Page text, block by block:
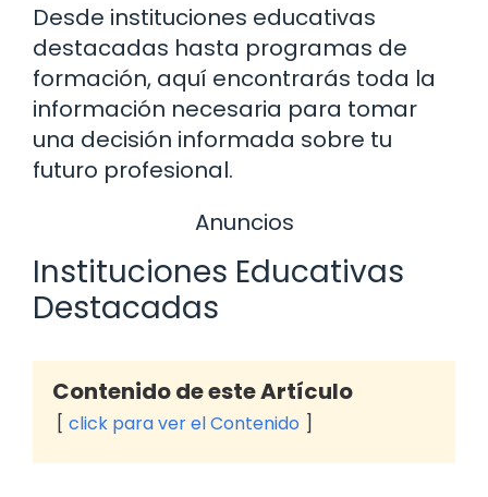
Desde instituciones educativas
destacadas hasta programas de
formación, aquí encontrarás toda la
información necesaria para tomar
una decisión informada sobre tu
futuro profesional.
Anuncios
Instituciones Educativas
Destacadas
Contenido de este Artículo
click para ver el Contenido